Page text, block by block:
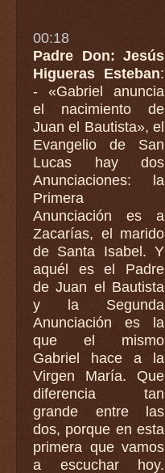
00:18
Padre Don: Jesús
Higueras Esteban:
- «Gabriel anuncia
el nacimiento de
Juan el Bautista», el
Evangelio de San
Lucas hay dos
Anunciaciones: la
Primera
Anunciación es a
Zacarías, el marido
de Santa Isabel. Y
aquél es el Padre
de Juan el Bautista
y la Segunda
Anunciación es la
que el mismo
Gabriel hace a la
Virgen María. Que
diferencia tan
grande entre las
dos, porque en esta
primera que vamos
a escuchar hoy.